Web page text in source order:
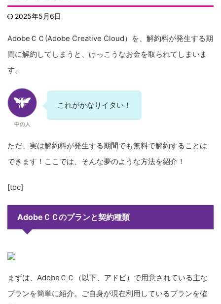
2025年5月6日
AdobeＣＣ(Adobe Creative Cloud）を、解約料が発生する期
間に解約してしまうと、けっこうなお金を取られてしまいま
す。
中の人
これがかなりイタい！
ただ、実は解約料が発生する期間でも無料で解約することは
できます！ここでは、そんな夢のような方法を紹介！
[toc]
AdobeＣＣのプランと契約種類
まずは、AdobeＣＣ（以下、アドビ）で用意されている主な
プランを簡単に紹介。ご自身が現在利用しているプランを確